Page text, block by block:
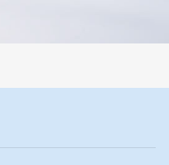
误差，焦球形状与人工制焦